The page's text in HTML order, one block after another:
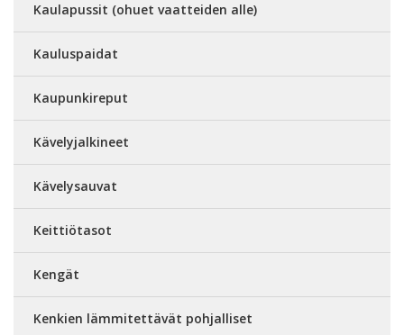
Kaulapussit (ohuet vaatteiden alle)
Kauluspaidat
Kaupunkireput
Kävelyjalkineet
Kävelysauvat
Keittiötasot
Kengät
Kenkien lämmitettävät pohjalliset